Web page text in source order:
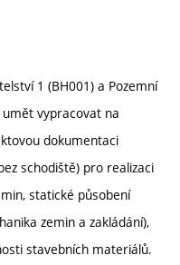
1 (BH001) a Pozemní
vypracovat na
dokumentaci
schodiště) pro realizaci
statické působení
zemin a zakládání),
stavebních materiálů.